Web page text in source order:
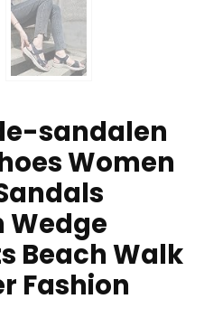
sandalen
Women
Wedge
Beach Walk
Fashion